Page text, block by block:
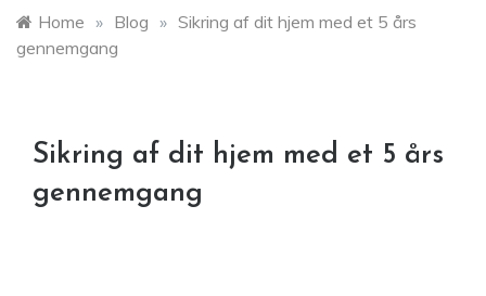
Home » Blog » Sikring af dit hjem med et 5 års
gennemgang
Sikring af dit hjem med et 5 års
gennemgang